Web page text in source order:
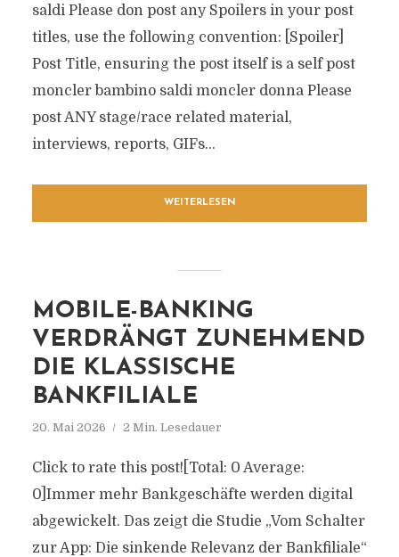
saldi Please don post any Spoilers in your post
titles, use the following convention: [Spoiler]
Post Title, ensuring the post itself is a self post
moncler bambino saldi moncler donna Please
post ANY stage/race related material,
interviews, reports, GIFs...
WEITERLESEN
MOBILE-BANKING
VERDRÄNGT ZUNEHMEND
DIE KLASSISCHE
BANKFILIALE
20. Mai 2026 2 Min. Lesedauer
Click to rate this post![Total: 0 Average:
0]Immer mehr Bankgeschäfte werden digital
abgewickelt. Das zeigt die Studie „Vom Schalter
zur App: Die sinkende Relevanz der Bankfiliale“